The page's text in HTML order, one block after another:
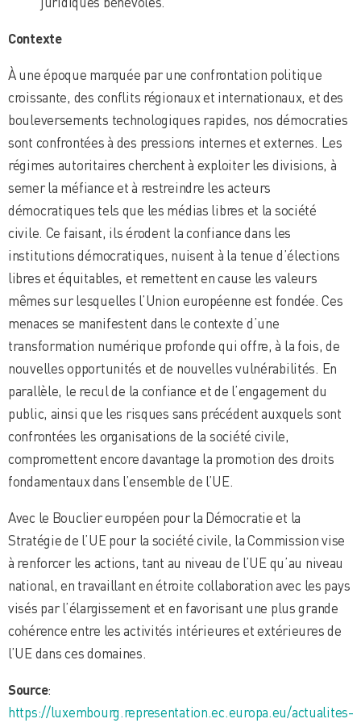
Contexte
À une époque marquée par une confrontation politique
croissante, des conflits régionaux et internationaux, et des
bouleversements technologiques rapides, nos démocraties
sont confrontées à des pressions internes et externes. Les
régimes autoritaires cherchent à exploiter les divisions, à
semer la méfiance et à restreindre les acteurs
démocratiques tels que les médias libres et la société
civile. Ce faisant, ils érodent la confiance dans les
institutions démocratiques, nuisent à la tenue d’élections
libres et équitables, et remettent en cause les valeurs
mêmes sur lesquelles l’Union européenne est fondée. Ces
menaces se manifestent dans le contexte d’une
transformation numérique profonde qui offre, à la fois, de
nouvelles opportunités et de nouvelles vulnérabilités. En
parallèle, le recul de la confiance et de l’engagement du
public, ainsi que les risques sans précédent auxquels sont
confrontées les organisations de la société civile,
compromettent encore davantage la promotion des droits
fondamentaux dans l’ensemble de l’UE.
Avec le Bouclier européen pour la Démocratie et la
Stratégie de l’UE pour la société civile, la Commission vise
à renforcer les actions, tant au niveau de l’UE qu’au niveau
national, en travaillant en étroite collaboration avec les pays
visés par l’élargissement et en favorisant une plus grande
cohérence entre les activités intérieures et extérieures de
l’UE dans ces domaines.
Source:
https://luxembourg.representation.ec.europa.eu/actualites-